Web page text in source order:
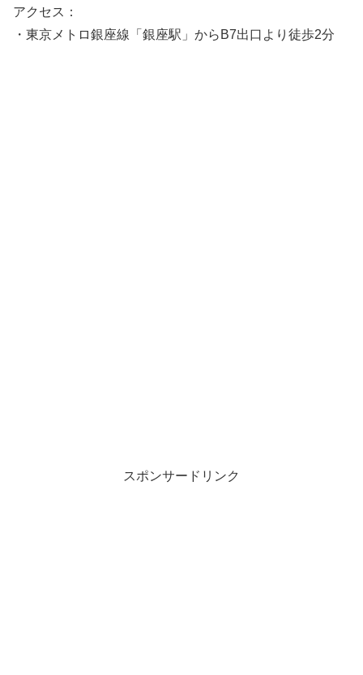
アクセス：
・東京メトロ銀座線「銀座駅」からB7出口より徒歩2分
スポンサードリンク